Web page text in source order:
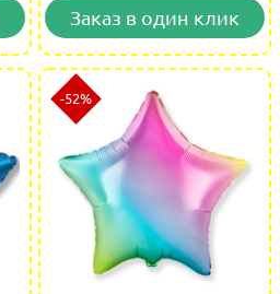
Заказ в один клик
-52%